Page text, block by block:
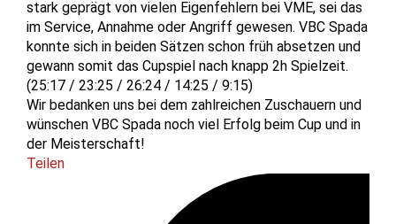
stark geprägt von vielen Eigenfehlern bei VME, sei das
im Service, Annahme oder Angriff gewesen. VBC Spada
konnte sich in beiden Sätzen schon früh absetzen und
gewann somit das Cupspiel nach knapp 2h Spielzeit.
(25:17 / 23:25 / 26:24 / 14:25 / 9:15)
Wir bedanken uns bei dem zahlreichen Zuschauern und
wünschen VBC Spada noch viel Erfolg beim Cup und in
der Meisterschaft!
Teilen